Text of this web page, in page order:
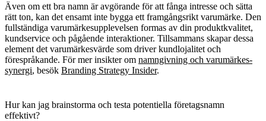
Även om ett bra namn är avgörande för att fånga intresse och sätta
rätt ton, kan det ensamt inte bygga ett framgångsrikt varumärke. Den
fullständiga varumärkesupplevelsen formas av din produktkvalitet,
kundservice och pågående interaktioner. Tillsammans skapar dessa
element det varumärkesvärde som driver kundlojalitet och
förespråkande. För mer insikter om namngivning och varumärkes-
synergi, besök Branding Strategy Insider.
Hur kan jag brainstorma och testa potentiella företagsnamn
effektivt?